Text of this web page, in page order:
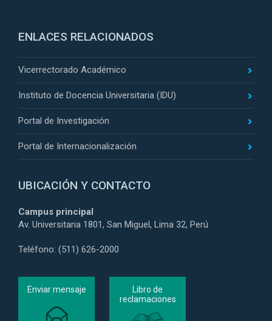
ENLACES RELACIONADOS
Vicerrectorado Académico
Instituto de Docencia Universitaria (IDU)
Portal de Investigación
Portal de Internacionalización
UBICACIÓN Y CONTACTO
Campus principal
Av. Universitaria 1801, San Miguel, Lima 32, Perú
Teléfono: (511) 626-2000
Enviar mensaje
Libro de
reclamaciones